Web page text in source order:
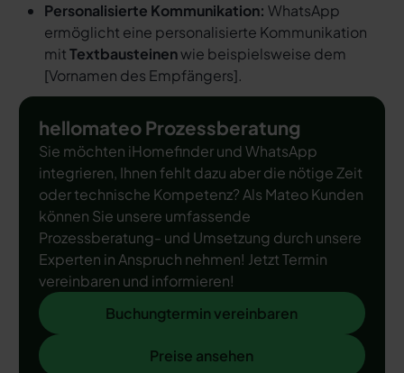
Personalisierte Kommunikation: WhatsApp
ermöglicht eine personalisierte Kommunikation
mitTextbausteinenwie beispielsweise dem
[Vornamen des Empfängers].
hellomateo Prozessberatung
Sie möchten iHomefinder und WhatsApp
integrieren, Ihnen fehlt dazu aber die nötige Zeit
oder technische Kompetenz? Als Mateo Kunden
können Sie unsere umfassende
Prozessberatung- und Umsetzung durch unsere
Experten in Anspruch nehmen! Jetzt Termin
vereinbaren und informieren!
Buchungtermin vereinbaren
Buchungtermin vereinbaren
Preise ansehen
Preise ansehen